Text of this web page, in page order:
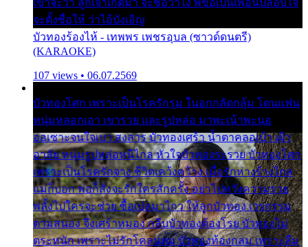
จะตั้งชื่อให้ ว่าไอ้บังเอิญ
บัวทองร้องไห้ - เทพพร เพชรอุบล (ซาวด์ดนตรี)
(KARAOKE)
107 views • 06.07.2569
บัวทองโศก เพราะเป็นโรครักรุม ในอกกลัดกลุ้ม โดนแฟน
หนุ่มหลอกเอา เขารวย และรูปหล่อ มาพะเน้าพะนอ
ออเซาะจนใจเบา สงสาร บัวทองเศร้า น้ำตาคลอเบ้า เฝ้า
อาลัย หนุ่มรูปหล่อหนีไกล หัวใจบัวทองระรวย บัวทองโศก
เพราะเป็นโรครักจาง ชีวิตเคว้งคว้าง เมื่อรักห่างร้างไกล
แม่ก็บอก พ่อก็สั่งจะรักใครสักครั้ง อย่าไปหวังความรวย
พลั้งไปใครจะช่วย ซื้อเปลมาไกว ให้ลูกบัวทอง เวรกรรม
ตามสนอง จึงเศร้าหมอง กลีบบัวทองต้องโรย บัวทองไม่
ตระหนัก เพราะไม่รักโคลนตม บัวทองท้องกลม เพราะลืม